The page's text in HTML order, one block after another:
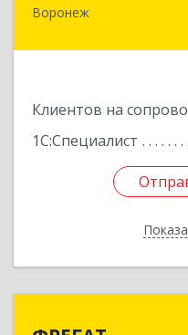
Воронеж
Клиентов на
1С:Специалист
394006,